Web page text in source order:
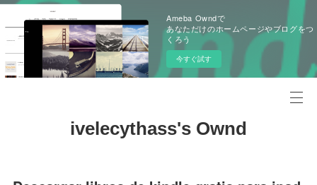
Ameba Owndで
あなただけのホームページやブログをつ
くろう
今すぐ試す
ivelecythass's Ownd